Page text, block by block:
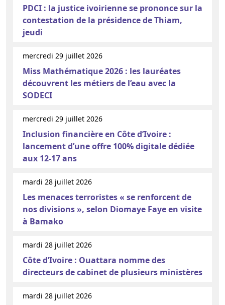
PDCI : la justice ivoirienne se prononce sur la
contestation de la présidence de Thiam,
jeudi
mercredi 29 juillet 2026
Miss Mathématique 2026 : les lauréates
découvrent les métiers de l’eau avec la
SODECI
mercredi 29 juillet 2026
Inclusion financière en Côte d’Ivoire :
lancement d’une offre 100% digitale dédiée
aux 12-17 ans
mardi 28 juillet 2026
Les menaces terroristes « se renforcent de
nos divisions », selon Diomaye Faye en visite
à Bamako
mardi 28 juillet 2026
Côte d’Ivoire : Ouattara nomme des
directeurs de cabinet de plusieurs ministères
mardi 28 juillet 2026